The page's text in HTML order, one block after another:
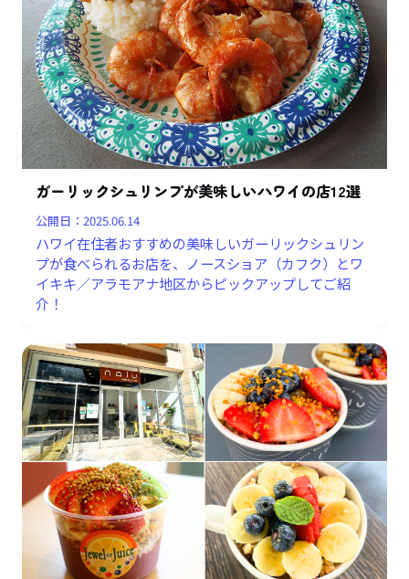
ガーリックシュリンプが美味しいハワイの店12選
公開日：2025.06.14
ハワイ在住者おすすめの美味しいガーリックシュリン
プが食べられるお店を、ノースショア（カフク）とワ
イキキ／アラモアナ地区からピックアップしてご紹
介！